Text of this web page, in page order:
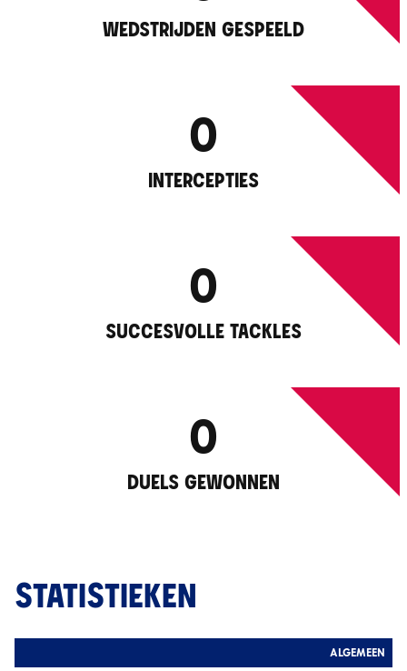
WEDSTRIJDEN GESPEELD
0
INTERCEPTIES
0
SUCCESVOLLE TACKLES
0
DUELS GEWONNEN
STATISTIEKEN
ALGEMEEN